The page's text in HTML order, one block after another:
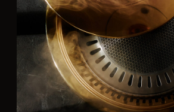
Меню барбекю Amba порадует настоящих
гурманов. Мраморные отрубы, вагю высшей
категории А5 из Японии и Dry Aged by Amba —
мясо сухого вызревания с глубоким вкусом
умами.